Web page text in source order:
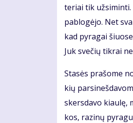
te­riai tik
pa­blo­gė­jo. Net
kad py­ra­gai
Juk sve­čių tik­rai
Sta­sės pra­šo­me
kių
skers­da­vo kiau­lę,
kos, ra­zi­nų